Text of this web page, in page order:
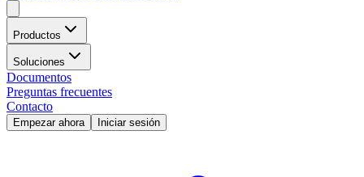
Productos
Soluciones
Documentos
Preguntas frecuentes
Contacto
Empezar ahora Iniciar sesión